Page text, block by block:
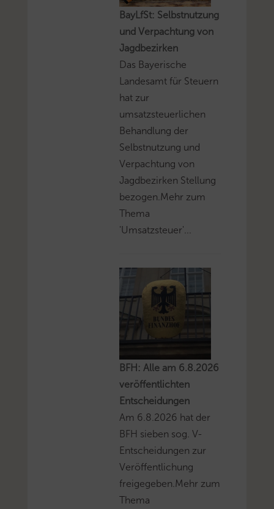
BayLfSt: Selbstnutzung
und Verpachtung von
Jagdbezirken
Das Bayerische
Landesamt für Steuern
hat zur
umsatzsteuerlichen
Behandlung der
Selbstnutzung und
Verpachtung von
Jagdbezirken Stellung
bezogen.Mehr zum
Thema
'Umsatzsteuer'...
BFH: Alle am 6.8.2026
veröffentlichten
Entscheidungen
Am 6.8.2026 hat der
BFH sieben sog. V-
Entscheidungen zur
Veröffentlichung
freigegeben.Mehr zum
Thema